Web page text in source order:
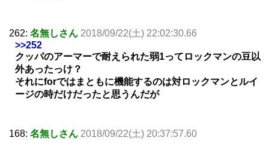
262: 名無しさん 2018/09/22(土) 22:02:30.66
>>252
クッパのアーマーで耐えられた弱1ってロックマンの豆以
外あったっけ？
それにforではまともに機能するのは対ロックマンとルイ
ージの時だけだったと思うんだが
168: 名無しさん 2018/09/22(土) 20:37:57.60